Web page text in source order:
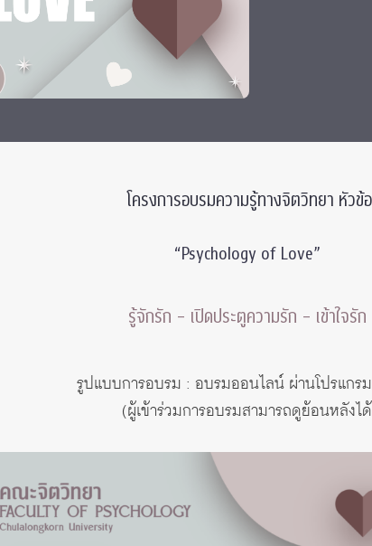
โครงการอบรมความรู้ทางจิตวิทยา หัวข้อ
“Psychology of Love”
รู้จักรัก – เปิดประตูความรัก – เข้าใจรัก
รูปแบบการอบรม : อบรมออนไลน์ ผ่านโปรแกร
(ผู้เข้าร่วมการอบรมสามารถดูย้อนหลังไ